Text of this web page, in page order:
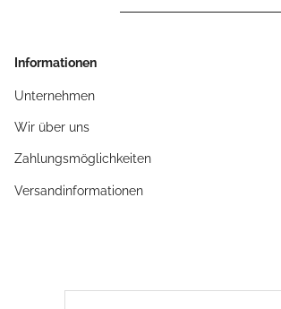
Informationen
Unternehmen
Wir über uns
Zahlungsmöglichkeiten
Versandinformationen